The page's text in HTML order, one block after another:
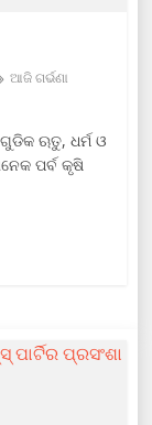
ଆଜି ଗର୍ଭଣା
ଋତୁ, ଧର୍ମ ଓ
ପର୍ବ କୃଷି